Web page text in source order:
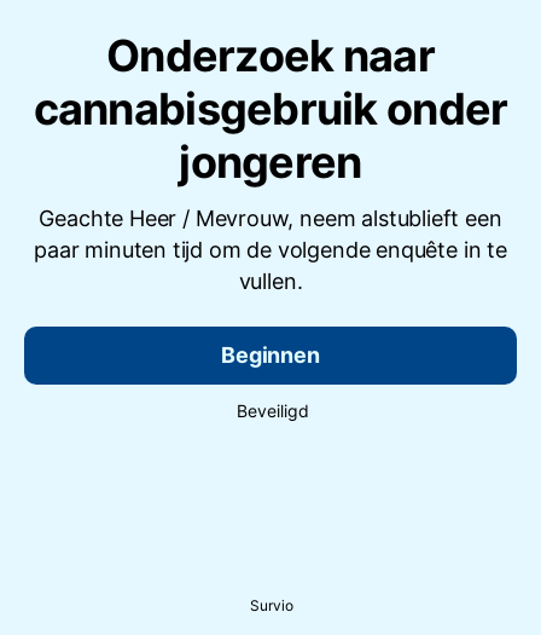
Onderzoek naar
cannabisgebruik onder
jongeren
Geachte Heer / Mevrouw, neem alstublieft een
paar minuten tijd om de volgende enquête in te
vullen.
Beginnen
Beveiligd
Survio